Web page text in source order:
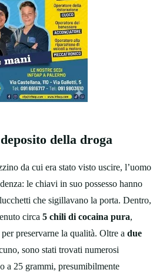
della droga
da cui era stato visto uscire, l’uomo
le chiavi in suo possesso hanno
che sigillavano la porta. Dentro,
circa 5 chili di cocaina pura,
preservarne la qualità. Oltre a due
sono stati trovati numerosi
a 25 grammi, presumibilmente